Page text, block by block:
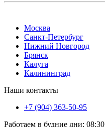
Москва
Санкт-Петербург
Нижний Новгород
Брянск
Калуга
Калининград
Наши контакты
+7 (904) 363-50-95
Работаем в будние дни: 08:30